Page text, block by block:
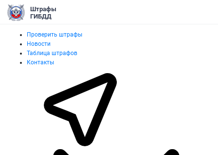
Штрафы
ГИБДД
Проверить штрафы
Новости
Таблица штрафов
Контакты